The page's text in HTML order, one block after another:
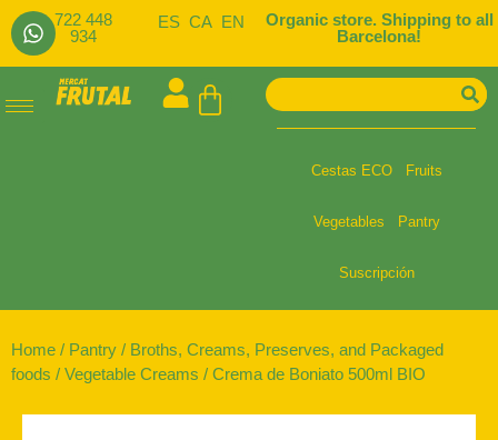
722 448
934
Organic store. Shipping to all
Barcelona!
ES CA EN
Cestas ECO Fruits
Vegetables Pantry
Suscripción
Home / Pantry / Broths, Creams, Preserves, and Packaged
foods / Vegetable Creams / Crema de Boniato 500ml BIO